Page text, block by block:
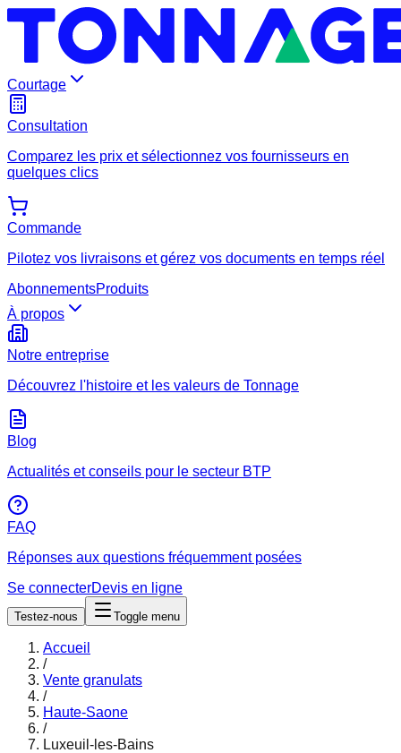
Courtage
Consultation
Comparez les prix et sélectionnez vos fournisseurs en
quelques clics
Commande
Pilotez vos livraisons et gérez vos documents en temps réel
AbonnementsProduits
À propos
Notre entreprise
Découvrez l'histoire et les valeurs de Tonnage
Blog
Actualités et conseils pour le secteur BTP
FAQ
Réponses aux questions fréquemment posées
Se connecterDevis en ligne
Testez-nous Toggle menu
Accueil
/
Vente granulats
/
Haute-Saone
/
Luxeuil-les-Bains